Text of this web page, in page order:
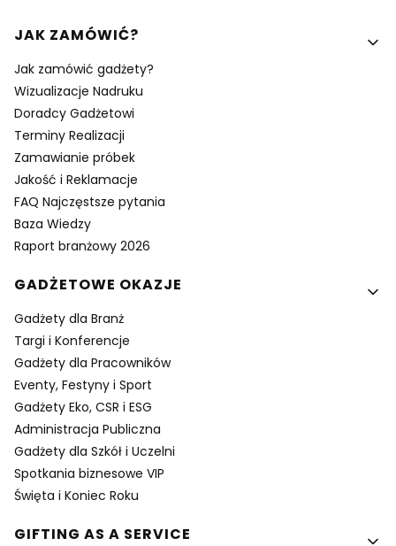
Linki w stopce
JAK ZAMÓWIĆ?
Jak zamówić gadżety?
Wizualizacje Nadruku
Doradcy Gadżetowi
Terminy Realizacji
Zamawianie próbek
Jakość i Reklamacje
FAQ Najczęstsze pytania
Baza Wiedzy
Raport branżowy 2026
GADŻETOWE OKAZJE
Gadżety dla Branż
Targi i Konferencje
Gadżety dla Pracowników
Eventy, Festyny i Sport
Gadżety Eko, CSR i ESG
Administracja Publiczna
Gadżety dla Szkół i Uczelni
Spotkania biznesowe VIP
Święta i Koniec Roku
GIFTING AS A SERVICE